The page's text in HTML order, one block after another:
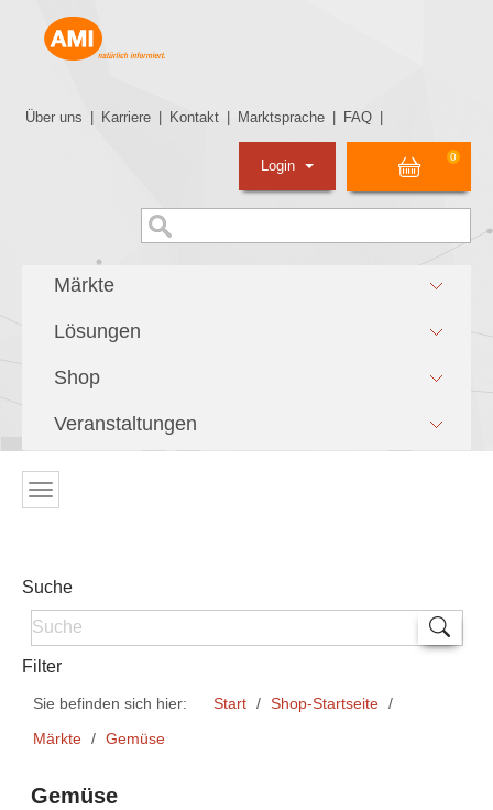
Über uns Karriere Kontakt Marktsprache FAQ
0
Login
Märkte
Lösungen
Shop
Veranstaltungen
Suche
Filter
Sie befinden sich hier: Start
Shop-Startseite
Märkte
Gemüse
Gemüse